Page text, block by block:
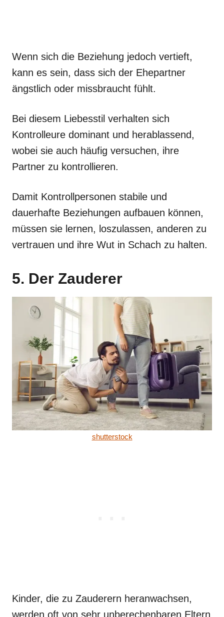
Wenn sich die Beziehung jedoch vertieft,
kann es sein, dass sich der Ehepartner
ängstlich oder missbraucht fühlt.
Bei diesem Liebesstil verhalten sich
Kontrolleure dominant und herablassend,
wobei sie auch häufig versuchen, ihre
Partner zu kontrollieren.
Damit Kontrollpersonen stabile und
dauerhafte Beziehungen aufbauen können,
müssen sie lernen, loszulassen, anderen zu
vertrauen und ihre Wut in Schach zu halten.
5. Der Zauderer
shutterstock
Kinder, die zu Zauderern heranwachsen,
werden oft von sehr unberechenbaren Eltern